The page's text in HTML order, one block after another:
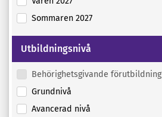
Sommaren 2027
Utbildningsnivå
Behörighetsgivande förutbildning
Grundnivå
Avancerad nivå